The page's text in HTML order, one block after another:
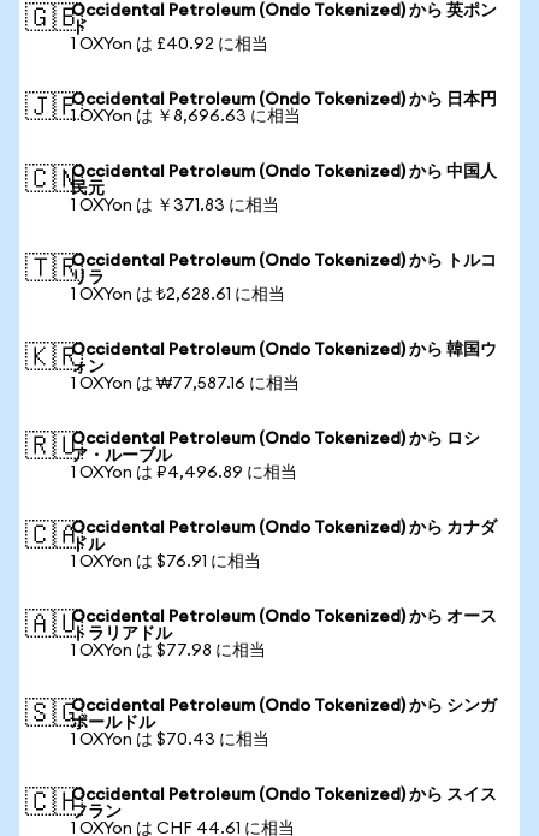
🇬🇧Occidental Petroleum (Ondo Tokenized) から 英ポン
ド
1 OXYon は £40.92 に相当
🇯🇵Occidental Petroleum (Ondo Tokenized) から 日本円
1 OXYon は ￥8,696.63 に相当
🇨🇳Occidental Petroleum (Ondo Tokenized) から 中国人
民元
1 OXYon は ￥371.83 に相当
🇹🇷Occidental Petroleum (Ondo Tokenized) から トルコ
リラ
1 OXYon は ₺2,628.61 に相当
🇰🇷Occidental Petroleum (Ondo Tokenized) から 韓国ウ
ォン
1 OXYon は ₩77,587.16 に相当
🇷🇺Occidental Petroleum (Ondo Tokenized) から ロシ
ア・ルーブル
1 OXYon は ₽4,496.89 に相当
🇨🇦Occidental Petroleum (Ondo Tokenized) から カナダ
ドル
1 OXYon は $76.91 に相当
🇦🇺Occidental Petroleum (Ondo Tokenized) から オース
トラリアドル
1 OXYon は $77.98 に相当
🇸🇬Occidental Petroleum (Ondo Tokenized) から シンガ
ポールドル
1 OXYon は $70.43 に相当
🇨🇭Occidental Petroleum (Ondo Tokenized) から スイス
フラン
1 OXYon は CHF 44.61 に相当